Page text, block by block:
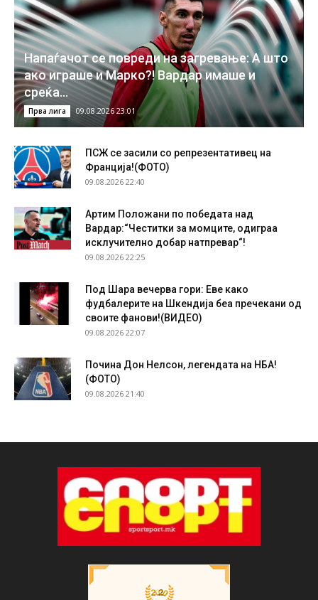
Напаѓачот се повреди на загревање: А што
ако играше и Марко?! Вардар имаше и
среќа…
Прва лига 09.08.2026 23:01
ПСЖ се засили со репрезентативец на
Франција!(ФОТО)
09.08.2026 22:40
Артим Положани по победата над
Вардар:“Честитки за момците, одиграа
исклучително добар натпревар“!
09.08.2026 22:25
Под Шара вечерва гори: Еве како
фудбалерите на Шкендија беа пречекани од
своите фанови!(ВИДЕО)
09.08.2026 22:07
Почина Дон Нелсон, легендата на НБА!
(ФОТО)
09.08.2026 21:40